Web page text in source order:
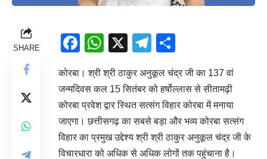
SHARE Facebook
WhatsApp
X Telegram
कोरबा। श्री श्री ठाकुर अनुकूल चंद्र जी का 137 वां
जन्मदिवस कल 15 सितंबर को हर्षोल्लास से सीतामढ़ी
कोरबा प्रवेश द्वार स्थित सत्संग विहार कोरबा में मनाया
जाएगा। छत्तीसगढ़ का सबसे बड़ा और भव्य कोरबा सत्संग
विहार का प्रमुख उद्देश्य श्री श्री ठाकुर अनुकूल चंद्र जी के
विचारधारा को अधिक से अधिक लोगों तक पहुंचाना है।